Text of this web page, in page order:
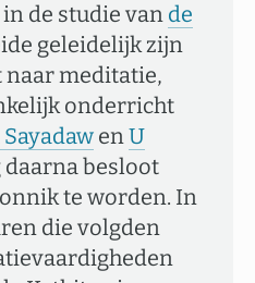
de studie van de
geleidelijk zijn
naar meditatie,
onderricht
enU
daarna besloot
te worden. In
die volgden